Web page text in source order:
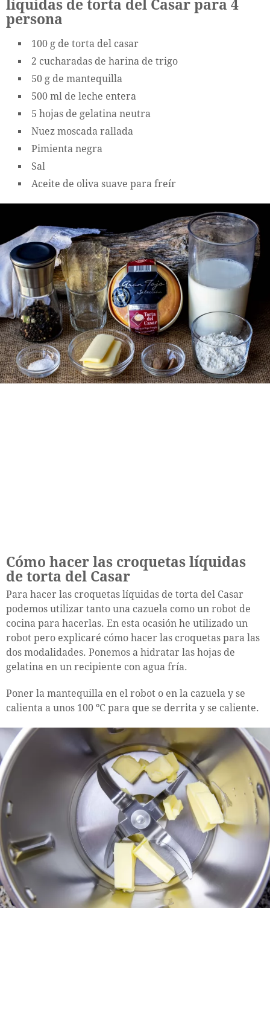
líquidas de torta del Casar para 4
persona
100 g de torta del casar
2 cucharadas de harina de trigo
50 g de mantequilla
500 ml de leche entera
5 hojas de gelatina neutra
Nuez moscada rallada
Pimienta negra
Sal
Aceite de oliva suave para freír
Cómo hacer las croquetas líquidas
de torta del Casar
Para hacer las croquetas líquidas de torta del Casar
podemos utilizar tanto una cazuela como un robot de
cocina para hacerlas. En esta ocasión he utilizado un
robot pero explicaré cómo hacer las croquetas para las
dos modalidades. Ponemos a hidratar las hojas de
gelatina en un recipiente con agua fría.
Poner la mantequilla en el robot o en la cazuela y se
calienta a unos 100 ºC para que se derrita y se caliente.